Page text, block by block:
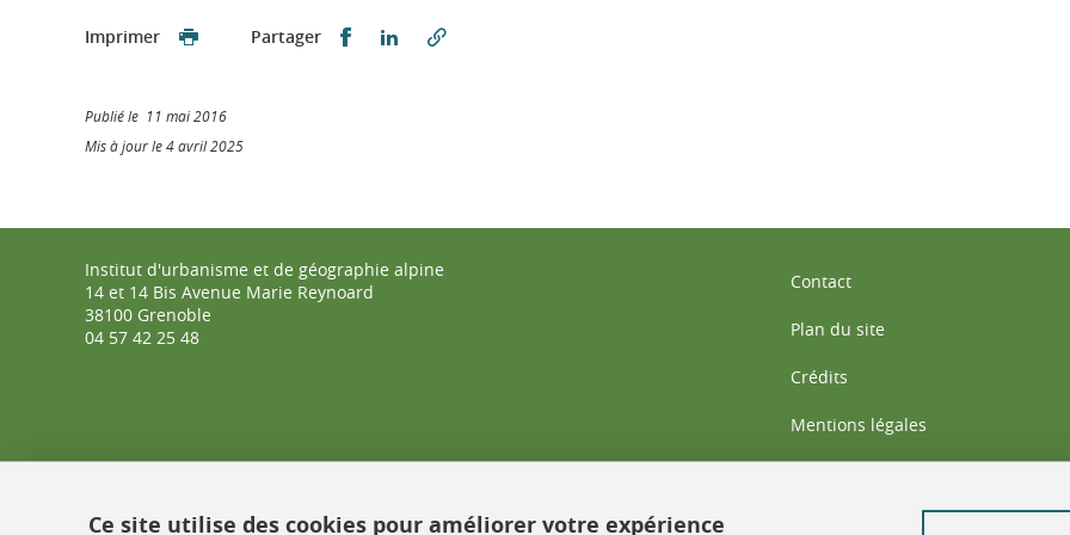
Imprimer Partager Partager sur Facebook
Partager sur LinkedIn
Publié le 11 mai 2016
Mis à jour le 4 avril 2025
Institut d'urbanisme et de géographie alpine
14 et 14 Bis Avenue Marie Reynoard
38100 Grenoble
04 57 42 25 48
Contact
Plan du site
Crédits
Mentions légales
Politique des Cookies
Ce site utilise des cookies pour améliorer votre expérience